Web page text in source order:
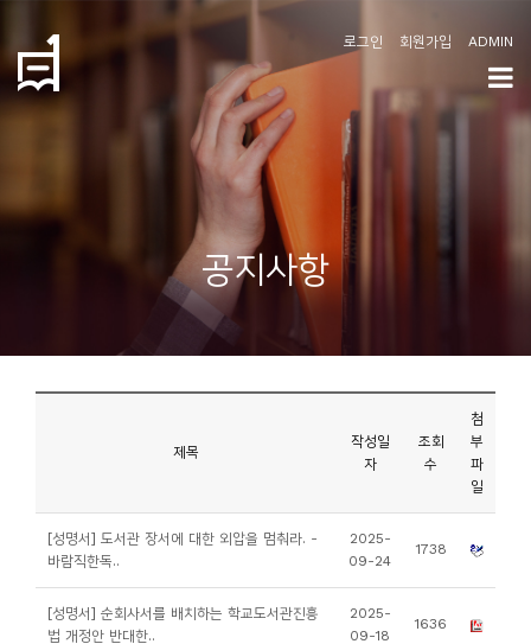
로그인 회원가입 ADMIN
공지사항
제목
작성일
자
조회
수
첨
부
파
일
[성명서] 도서관 장서에 대한 외압을 멈춰라. -
바람직한독..
2025-
09-24
1738
[성명서] 순회사서를 배치하는 학교도서관진흥
법 개정안 반대한..
2025-
09-18
1636
지
사
티